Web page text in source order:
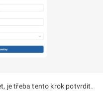
je třeba tento krok potvrdit.